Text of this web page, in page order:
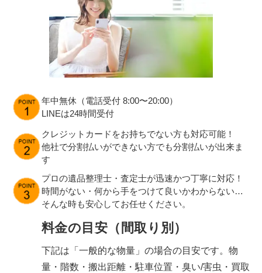
年中無休（電話受付 8:00〜20:00）
LINEは24時間受付
クレジットカードをお持ちでない方も対応可能！
他社で分割払いができない方でも分割払いが出来ま
す
プロの遺品整理士・査定士が迅速かつ丁寧に対応！
時間がない・何から手をつけて良いかわからない…
そんな時も安心してお任せください。
料金の目安（間取り別）
下記は「一般的な物量」の場合の目安です。物
量・階数・搬出距離・駐車位置・臭い/害虫・買取